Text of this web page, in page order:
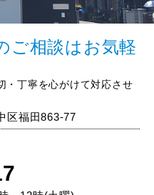
ご相談はお気軽
・丁寧を心がけて対応させ
区福田863-77